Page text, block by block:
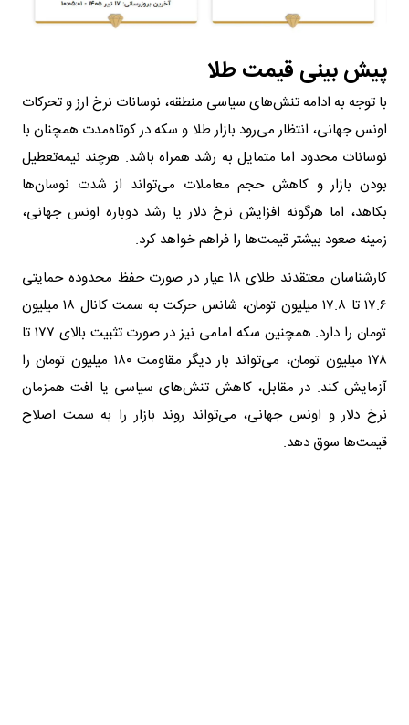
پیش بینی قیمت طلا
با توجه به ادامه تنش‌های سیاسی منطقه، نوسانات نرخ ارز و تحرکات
اونس جهانی، انتظار می‌رود بازار طلا و سکه در کوتاه‌مدت همچنان با
نوسانات محدود اما متمایل به رشد همراه باشد. هرچند نیمه‌تعطیل
بودن بازار و کاهش حجم معاملات می‌تواند از شدت نوسان‌ها
بکاهد، اما هرگونه افزایش نرخ دلار یا رشد دوباره اونس جهانی،
زمینه صعود بیشتر قیمت‌ها را فراهم خواهد کرد.
کارشناسان معتقدند طلای ۱۸ عیار در صورت حفظ محدوده حمایتی
۱۷.۶ تا ۱۷.۸ میلیون تومان، شانس حرکت به سمت کانال ۱۸ میلیون
تومان را دارد. همچنین سکه امامی نیز در صورت تثبیت بالای ۱۷۷ تا
۱۷۸ میلیون تومان، می‌تواند بار دیگر مقاومت ۱۸۰ میلیون تومان را
آزمایش کند. در مقابل، کاهش تنش‌های سیاسی یا افت همزمان
نرخ دلار و اونس جهانی، می‌تواند روند بازار را به سمت اصلاح
قیمت‌ها سوق دهد.